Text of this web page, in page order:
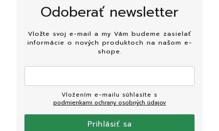
Odoberať newsletter
Vložte svoj e-mail a my Vám budeme zasielať
informácie o nových produktoch na našom e-
shope.
podmienkami ochrany osobných údajov
Prihlásiť sa